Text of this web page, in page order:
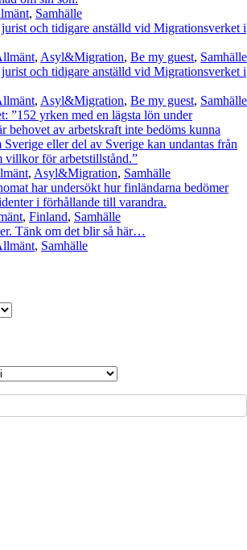
, Samhälle
och tidigare anställd vid Migrationsverket i
, Asyl&Migration, Be my guest, Samhälle
och tidigare anställd vid Migrationsverket i
, Asyl&Migration, Be my guest, Samhälle
”152 yrken med en lägsta lön under
behovet av arbetskraft inte bedöms kunna
eller del av Sverige kan undantas från
villkor för arbetstillstånd.”
, Asyl&Migration, Samhälle
har undersökt hur finländarna bedömer
i förhållande till varandra.
, Finland, Samhälle
Tänk om det blir så här…
, Samhälle